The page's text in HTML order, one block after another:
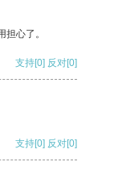
心了。
支持[0] 反对[0]
支持[0] 反对[0]